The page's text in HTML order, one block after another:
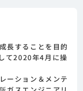
際してはまずエ
ります。そのた
等で確認致し
と進んでいただ
長することを目的
て2020年4月に操
ーション＆メンテ